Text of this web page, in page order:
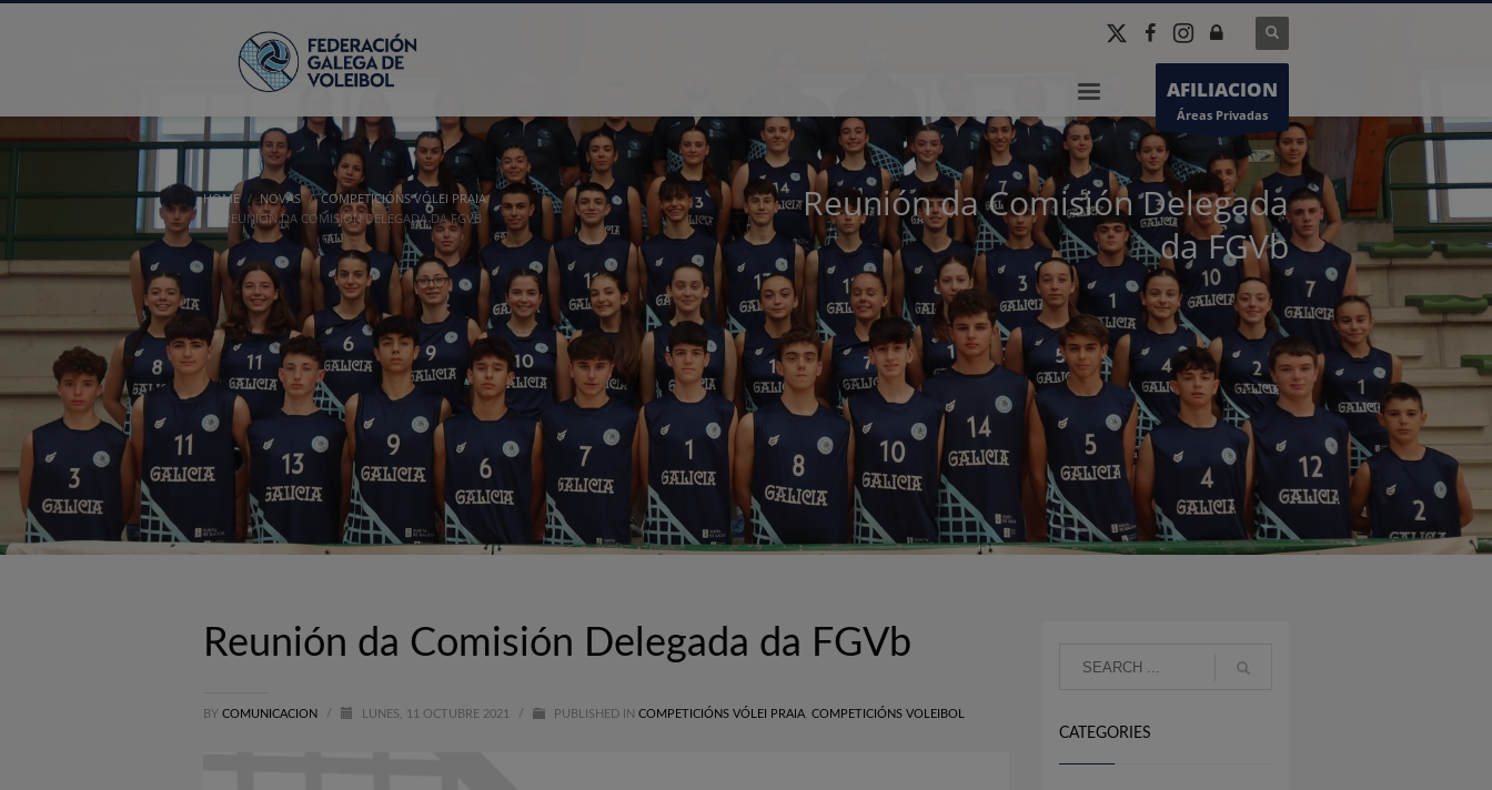
AFILIACION
Áreas Privadas
HOME NOVAS
COMPETICIÓNS VÓLEI PRAIA
REUNIÓN DA COMISIÓN DELEGADA DA FGVB
Reunión da Comisión Delegada
da FGVb
Reunión da Comisión Delegada da FGVb
BY COMUNICACION / LUNES, 11 OCTUBRE 2021 / PUBLISHED IN COMPETICIÓNS VÓLEI PRAIA COMPETICIÓNS VOLEIBOL
CATEGORIES